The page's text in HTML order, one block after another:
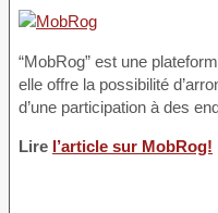
“MobRog” est une
elle offre la possibilité
d’une participation à des
Lire l’article sur MobRog!